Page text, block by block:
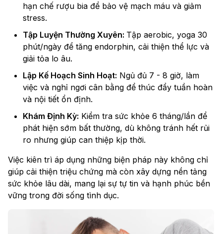
hạn chế rượu bia để bảo vệ mạch máu và giảm
stress.
Tập Luyện Thường Xuyên: Tập aerobic, yoga 30
phút/ngày để tăng endorphin, cải thiện thể lực và
giải tỏa lo âu.
Lập Kế Hoạch Sinh Hoạt: Ngủ đủ 7 - 8 giờ, làm
việc và nghỉ ngơi cân bằng để thúc đẩy tuần hoàn
và nội tiết ổn định.
Khám Định Kỳ: Kiểm tra sức khỏe 6 tháng/lần để
phát hiện sớm bất thường, dù không tránh hết rủi
ro nhưng giúp can thiệp kịp thời.
Việc kiên trì áp dụng những biện pháp này không chỉ
giúp cải thiện triệu chứng mà còn xây dựng nền tảng
sức khỏe lâu dài, mang lại sự tự tin và hạnh phúc bền
vững trong đời sống tình dục.